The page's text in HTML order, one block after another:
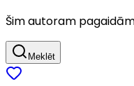
Šim autoram
Meklēt